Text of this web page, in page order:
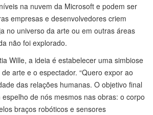
na nuvem da Microsoft e podem ser
empresas e desenvolvedores criem
no universo da arte ou em outras áreas
não foi explorado.
Wille, a ideia é estabelecer uma simbiose
arte e o espectador. “Quero expor ao
das relações humanas. O objetivo final
de nós mesmos nas obras: o corpo
braços robóticos e sensores